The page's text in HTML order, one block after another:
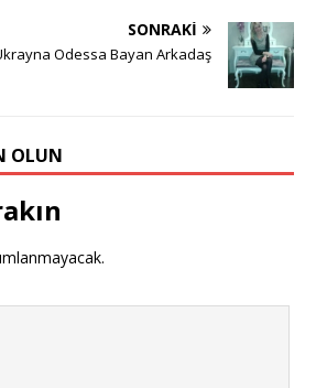
SONRAKI
Odessa Bayan Arkadaş
OLUN